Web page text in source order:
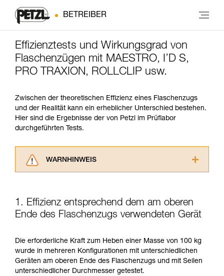
BETREIBER
Effizienztests und Wirkungsgrad von
Flaschenzügen mit MAESTRO, I’D S,
PRO TRAXION, ROLLCLIP usw.
Zwischen der theoretischen Effizienz eines Flaschenzugs
und der Realität kann ein erheblicher Unterschied bestehen.
Hier sind die Ergebnisse der von Petzl im Prüflabor
durchgeführten Tests.
WARNHINWEIS
aufmerksam durch, bevor Sie diesen zu Rate
ziehen. Um diese Zusatzinformationen
verstehen zu können, müssen Sie zuerst die in
Informationen richtig verstanden haben.
Die Beherrschung dieser Techniken setzt eine
entsprechende Ausbildung und ein spezielles
Training voraus. Prüfen Sie zusammen mit
1. Effizienz entsprechend dem am oberen
Ende des Flaschenzugs verwendeten Gerät
Die erforderliche Kraft zum Heben einer Masse von 100 kg
wurde in mehreren Konfigurationen mit unterschiedlichen
Geräten am oberen Ende des Flaschenzugs und mit Seilen
unterschiedlicher Durchmesser getestet.